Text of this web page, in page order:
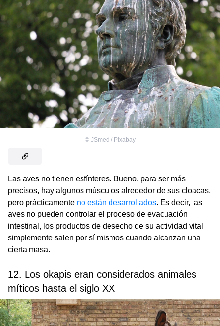
© JSmed / Pixabay
Las aves no tienen esfínteres. Bueno, para ser más
precisos, hay algunos músculos alrededor de sus cloacas,
pero prácticamente no están desarrollados. Es decir, las
aves no pueden controlar el proceso de evacuación
intestinal, los productos de desecho de su actividad vital
simplemente salen por sí mismos cuando alcanzan una
cierta masa.
12. Los okapis eran considerados animales
míticos hasta el siglo XX